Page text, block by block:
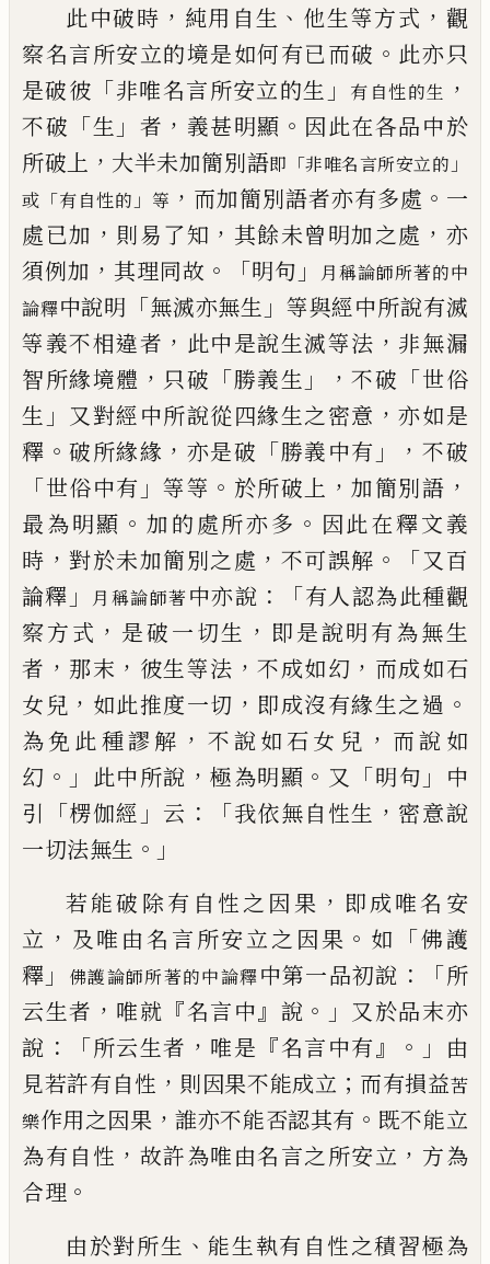
此中破時 ， 純用自生 、 他生等方式 ， 觀
察名言所安立的境是如何有已而破 。 此亦只
是破彼 「非唯名言所安立的生 」 有自性的生 ，
不破 「生 」 者 ， 義甚明顯 。 因此在各品中於
所破上 ， 大半未加簡別語即 「非唯名言所安立的 」
或 「有自性的 」 等 ， 而加簡別語者亦有多處 。 一
處已加 ， 則易了知 ， 其餘未曾明加之處 ， 亦
須例加 ， 其理同故 。「明句 」
月稱論師所著的中
論釋中說明 「無滅亦無生 」 等與經中所說有滅
等義不相違者 ， 此中是說生滅等法 ， 非無漏
智所緣境體 ， 只破 「勝義生 」，不破 「世俗
生 」 又對經中所說從四緣生之密意 ，亦如是
釋 。破所緣緣 ， 亦是破 「勝義中有 」，不破
「世俗中有 」等等 。 於所破上 ，加簡別語 ，
最為明顯 。 加的處所亦多 。 因此在釋文義
時 ，對於未加簡別之處 ， 不可誤解 。「又百
論釋 」 月稱論師著中亦說 ：「有人認為此種觀
察方式 ， 是破一切生 ， 即是說明有為無生
者 ， 那末 ， 彼生等法 ，不成如幻 ， 而成如石
女兒 ， 如此推度一切 ， 即成沒有緣生之過 。
為免此種謬解 ， 不說如石女兒 ， 而說如
幻 。」 此中所說 ，極為明顯 。 又 「明句 」
中
引
「楞伽經 」 云 ：「我依無自性生 ， 密意說
一切法無生 。」
若能破除有自性之因果 ， 即成唯名安
立 ， 及唯由名言所安立之因果 。 如 「佛護
釋 」 佛護論師所著的中論釋中第一品初說 ：「所
云生者 ， 唯就 『名言中』 說 。」 又於品末亦
說 ：「所云生者 ， 唯是 『名言中有』。」
由
見若許有自性 ， 則因果不能成立 ； 而有損益苦
樂作用之因果 ，誰亦不能否認其有 。 既不能立
為有自性 ， 故許為唯由名言之所安立 ， 方為
合理 。
由於對所生 、 能生執有自性之積習極為